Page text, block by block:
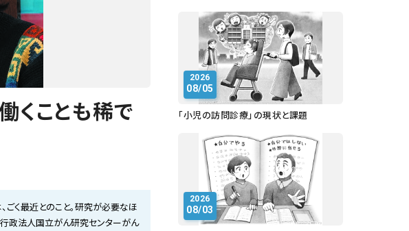
くことも稀で
ごく最近とのこと。研究が必要なほ
行政法人国立がん研究センターがん
2026
08/05
「小児の訪問診療」の現状と課題
2026
08/03